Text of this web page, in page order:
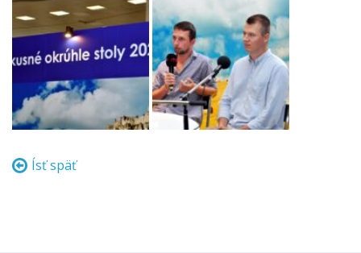
Ísť späť